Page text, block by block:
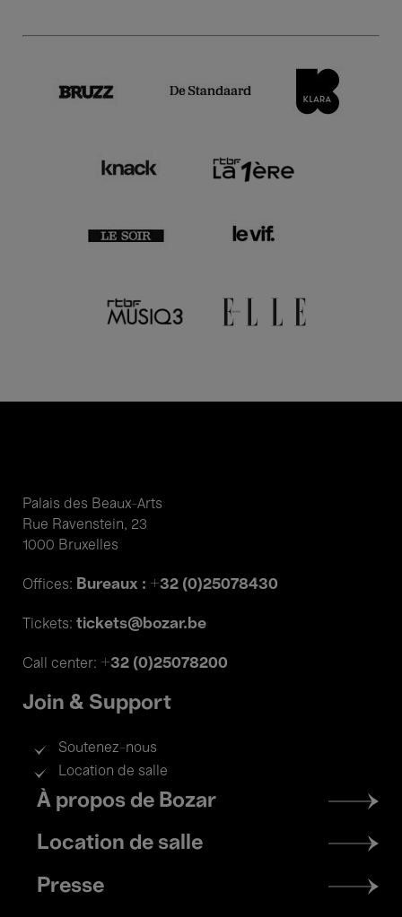
Palais des Beaux-Arts
Rue Ravenstein, 23
1000 Bruxelles
Offices: Bureaux : +32 (0)25078430
Tickets: tickets@bozar.be
Call center: +32 (0)25078200
Join & Support
Soutenez-nous
Location de salle
Footer
menu
À propos de Bozar
Location de salle
Presse